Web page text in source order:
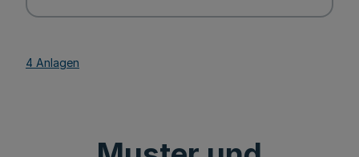
4 Anlagen